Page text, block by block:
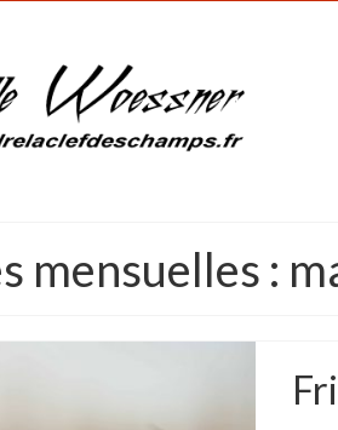
mensuelles :